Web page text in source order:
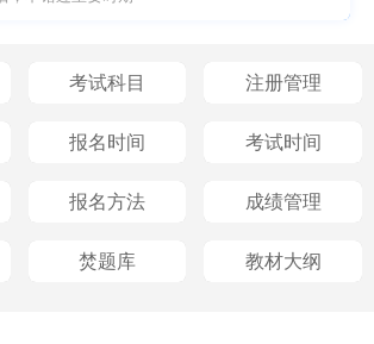
考试科目 注册管理
报名时间 考试时间
报名方法 成绩管理
焚题库 教材大纲